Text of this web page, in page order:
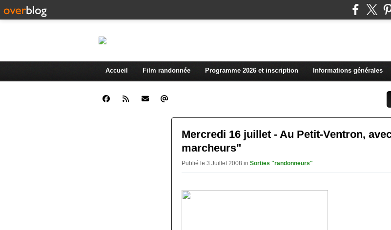
Accueil Film randonnée Programme 2026 et inscription Informations générales
Mercredi 16 juillet - Au Petit-Ventron,
marcheurs"
Publié le 3 Juillet 2008 in Sorties "randonneurs"